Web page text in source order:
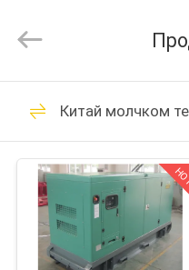
ДОМ
ПРОДУКТЫ
НАС
POWER
CO.,LTD.
Reserved.
Китай молчком